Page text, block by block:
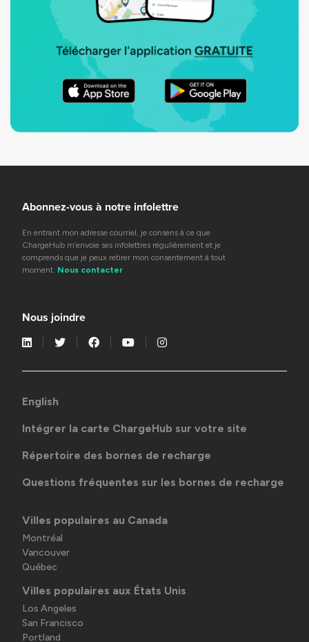
Abonnez-vous à notre infolettre
En entrant mon adresse courriel, je consens à ce que
ChargeHub m’envoie ses infolettres régulièrement et je
comprends que je peux retirer mon consentement à tout
moment. Nous contacter
Nous joindre
English
Intégrer la carte ChargeHub sur votre site
Répertoire des bornes de recharge
Questions fréquentes sur les bornes de recharge
Villes populaires au Canada
Montréal
Vancouver
Québec
Villes populaires aux États Unis
Los Angeles
San Francisco
Portland